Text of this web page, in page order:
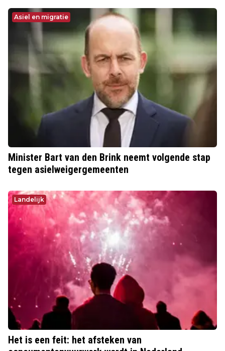
Asiel en migratie
Minister Bart van den Brink neemt volgende stap
tegen asielweigergemeenten
Landelijk
Het is een feit: het afsteken van